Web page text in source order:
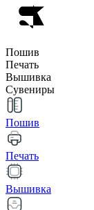
Пошив
Печать
Вышивка
Сувениры
Пошив
Печать
Вышивка